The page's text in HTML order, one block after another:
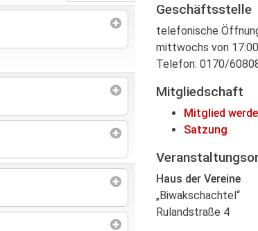
Geschäftsstelle
telefonische
mittwochs von
Telefon: 0170/
Mitgliedschaft
Mitglied
Satzung
Haus der Vereine
„Biwakschachtel“
Rulandstraße 4